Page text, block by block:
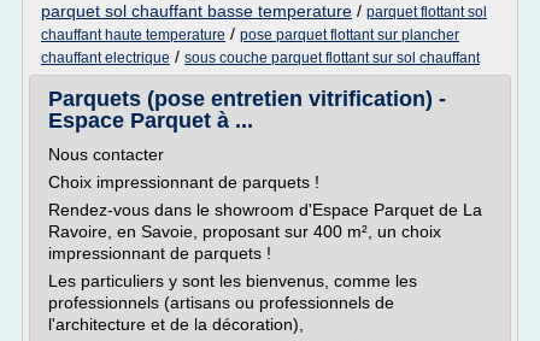
parquet sol chauffant basse temperature / parquet flottant sol
chauffant haute temperature / pose parquet flottant sur plancher
chauffant electrique / sous couche parquet flottant sur sol chauffant
Parquets (pose entretien vitrification) -
Espace Parquet à ...
Nous contacter
Choix impressionnant de parquets !
Rendez-vous dans le showroom d'Espace Parquet de La
Ravoire, en Savoie, proposant sur 400 m², un choix
impressionnant de parquets !
Les particuliers y sont les bienvenus, comme les
professionnels (artisans ou professionnels de
l'architecture et de la décoration),